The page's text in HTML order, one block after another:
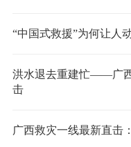
“中国式救援”为何让人
洪水退去重建忙——广
击
广西救灾一线最新直击